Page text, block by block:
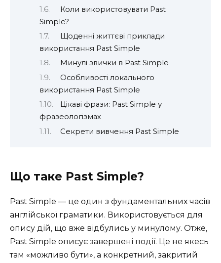
Коли використовувати Past
Simple?
Щоденні життєві приклади
використання Past Simple
Минулі звички в Past Simple
Особливості локального
використання Past Simple
Цікаві фрази: Past Simple у
фразеологізмах
Секрети вивчення Past Simple
Що таке Past Simple?
Past Simple — це один з фундаментальних часів
англійської граматики. Використовується для
опису дій, що вже відбулись у минулому. Отже,
Past Simple описує завершені події. Це не якесь
там «можливо бути», а конкретний, закритий